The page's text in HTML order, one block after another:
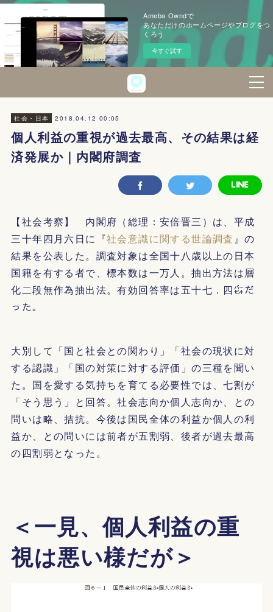
Ameba Owndで
あなただけのホームページやブログをつ
くろう
今すぐ試す
社会・日本 2018.04.12 00:05
個人利益の重視が過去最高、その結果は経
済発展か｜内閣府調査
【社会考察】 内閣府（総理：安倍晋三）は、平成
三十年四月六日に『社会意識に関する世論調査 』の
結果を公表した。調査対象は全国十八歳以上の日本
国籍を有する者で、標本数は一万人。抽出方法は層
化二段無作為抽出法。有効回答率は五十七．四㌫だ
った。
大別して「国と社会との関わり」「社会の現状に対
する認識」「国の対策に対する評価」の三種を聞い
た。国を愛する気持ちを育てる必要性では、七割が
「そう思う」と回答。社会志向か個人志向か、との
問いは略、拮抗。今後は国民全体の利益か個人の利
益か、との問いには前者が五割弱、後者が過去最高
の四割弱となった。
＜一見、個人利益の重
視は悪い様だが＞